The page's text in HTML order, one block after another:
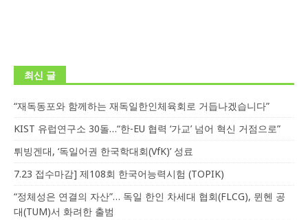
최신 글
“재독동포와 함께하는 재독일한인체육회로 거듭나겠습니다”
KIST 유럽연구소 30돌…“한-EU 협력 ‘가교’ 넘어 혁신 거점으로”
튀빙겐대, ‘독일어권 한국학대회(VfK)’ 성료
7.23 접수마감] 제108회 한국어능력시험 (TOPIK)
“정체성은 연결의 자산”… 독일 한인 차세대 협회(FLCG), 뮌헨 공
대(TUM)서 화려한 출범